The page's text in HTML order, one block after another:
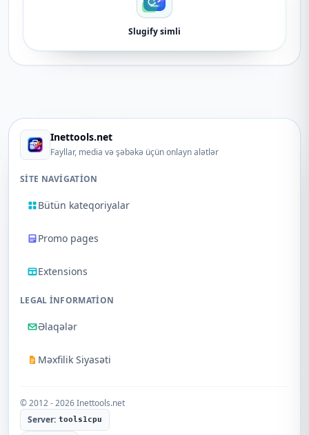
Slugify simli
Inettools.net
Fayllar, media və şəbəkə üçün onlayn alətlər
SITE NAVIGATION
Bütün kateqoriyalar
Promo pages
Extensions
LEGAL INFORMATION
Əlaqələr
Məxfilik Siyasəti
© 2012 - 2026 Inettools.net
Server: tools1cpu